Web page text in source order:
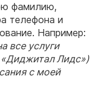
фамилию,
телефона и
Например:
все услуги
Лидс»)
с моей